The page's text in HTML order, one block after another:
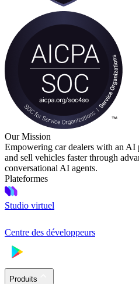
Our Mission
Empowering car dealers with an AI
and sell vehicles faster through
conversational AI agents.
Plateformes
Studio virtuel
Centre des développeurs
Produits